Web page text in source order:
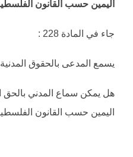
اليمين حسب القانون
جاء في المادة 228 :
يسمع المدعى بالحقوق
هل يمكن سماع المدني
اليمين حسب القانون